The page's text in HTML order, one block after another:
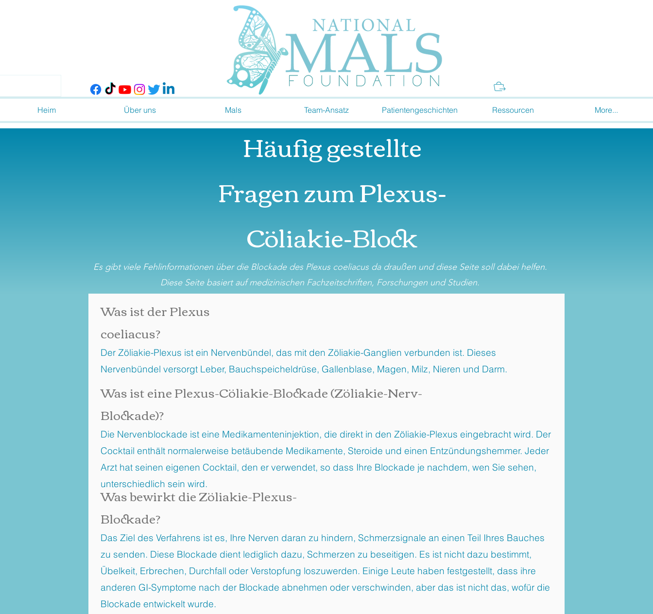
Heim Über uns Mals Team-Ansatz Patientengeschichten Ressourcen More...
Häufig gestellte
Fragen zum Plexus-
Cöliakie-Block
Es gibt viele Fehlinformationen über die Blockade des Plexus coeliacus da draußen und diese Seite soll dabei helfen.
Diese Seite basiert auf medizinischen Fachzeitschriften, Forschungen und Studien.
Was ist der Plexus
coeliacus?
Der Zöliakie-Plexus ist ein Nervenbündel, das mit den Zöliakie-Ganglien verbunden ist. Dieses
Nervenbündel versorgt Leber, Bauchspeicheldrüse, Gallenblase, Magen, Milz, Nieren und Darm.
Was ist eine Plexus-Cöliakie-Blockade (Zöliakie-Nerv-
Blockade)?
Die Nervenblockade ist eine Medikamenteninjektion, die direkt in den Zöliakie-Plexus eingebracht wird. Der
Cocktail enthält normalerweise betäubende Medikamente, Steroide und einen Entzündungshemmer. Jeder
Arzt hat seinen eigenen Cocktail, den er verwendet, so dass Ihre Blockade je nachdem, wen Sie sehen,
unterschiedlich sein wird.
Was bewirkt die Zöliakie-Plexus-
Blockade?
Das Ziel des Verfahrens ist es, Ihre Nerven daran zu hindern, Schmerzsignale an einen Teil Ihres Bauches
zu senden. Diese Blockade dient lediglich dazu, Schmerzen zu beseitigen. Es ist nicht dazu bestimmt,
Übelkeit, Erbrechen, Durchfall oder Verstopfung loszuwerden. Einige Leute haben festgestellt, dass ihre
anderen GI-Symptome nach der Blockade abnehmen oder verschwinden, aber das ist nicht das, wofür die
Blockade entwickelt wurde.